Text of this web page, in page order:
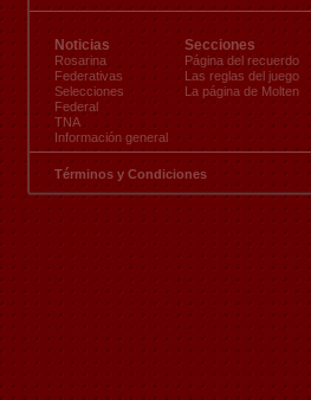
Noticias
Rosarina
Federativas
Selecciones
Federal
TNA
Información general
Secciones
Página del recuerdo
Las reglas del juego
La página de Molten
Términos y Condiciones